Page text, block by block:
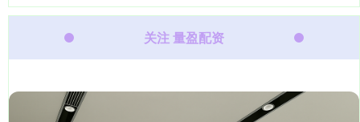
关注 量盈配资